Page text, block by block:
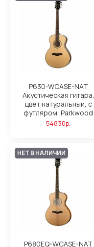
P630-WCASE-NAT
Акустическая гитара,
цвет натуральный, с
футляром, Parkwood
54830р.
НЕТ В НАЛИЧИИ
P680EQ-WCASE-NAT